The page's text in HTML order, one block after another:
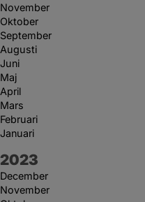
November
Oktober
September
Augusti
Juni
Maj
April
Mars
Februari
Januari
År:
2023
December
November